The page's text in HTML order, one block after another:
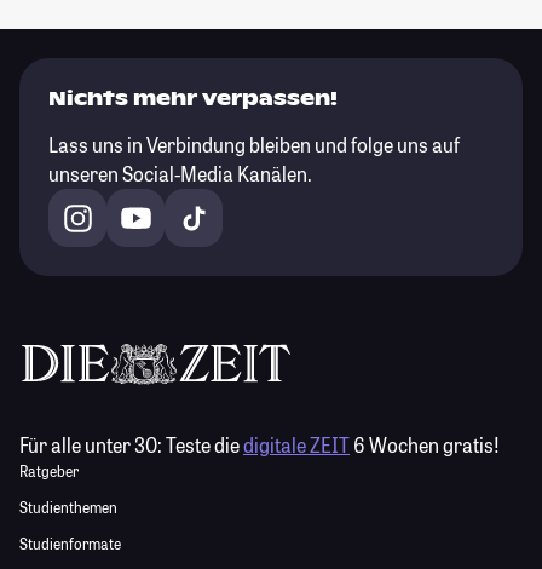
Nichts mehr verpassen!
Lass uns in Verbindung bleiben und folge uns auf
unseren Social-Media Kanälen.
Für alle unter 30:Teste diedigitale ZEIT6 Wochen gratis!
Ratgeber
Studienthemen
Studienformate